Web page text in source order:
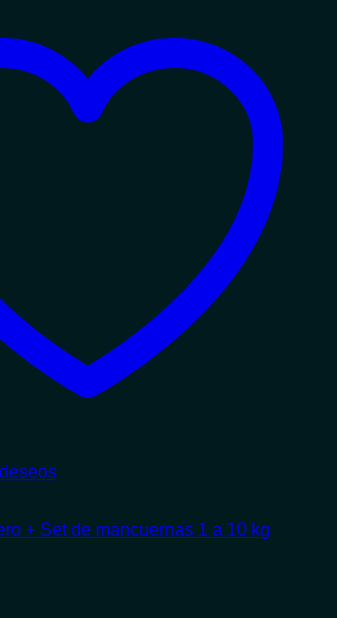
+ Set de mancuernas 1 a 10 kg